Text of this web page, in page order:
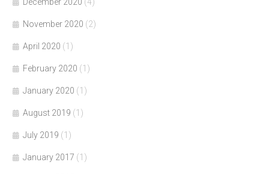
December 2020 (4)
November 2020 (2)
April 2020 (1)
February 2020 (1)
January 2020 (1)
August 2019 (1)
July 2019 (1)
January 2017 (1)